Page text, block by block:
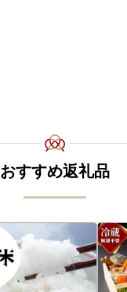
おすすめ返礼品